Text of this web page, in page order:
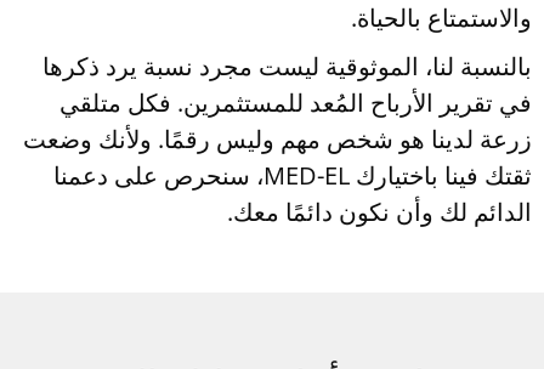
والاستمتاع بالحياة.
بالنسبة لنا، الموثوقية ليست مجرد نسبة يرد ذكرها
في تقرير الأرباح المُعد للمستثمرين. فكل متلقي
زرعة لدينا هو شخص مهم وليس رقمًا. ولأنك وضعت
ثقتك فينا باختيارك MED-EL، سنحرص على دعمنا
الدائم لك وأن نكون دائمًا معك.